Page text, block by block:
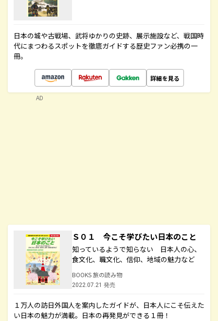
日本の城や古戦場、武将ゆかりの史跡、展示施設など、戦国時
代にまつわるスポットを徹底ガイドする歴史ファン必携の一
冊。
詳細を見る
Ｓ０１ 今こそ学びたい日本のこと
知っているようで知らない 日本人の心、
食文化、職文化、信仰、地域の魅力など
BOOKS 旅の読み物
2022.07.21 発売
１万人の訪日外国人を案内したガイドが、日本人にこそ伝えた
い日本の魅力が満載。日本の再発見ができる１冊！
AD